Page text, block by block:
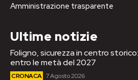
Amministrazione trasparente
Ultime notizie
Foligno, sicurezza in centro
entro le metà del 2027
CRONACA 7 Agosto 2026